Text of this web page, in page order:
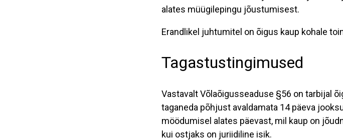
alates müügilepingu jõustumisest.
Erandlikel juhtumitel on õigus kaup kohale
Tagastustingimused
Vastavalt Võlaõigusseaduse §56 on tarbijal
taganeda põhjust avaldamata 14 päeva
möödumisel alates päevast, mil kaup on
kui ostjaks on juriidiline isik.